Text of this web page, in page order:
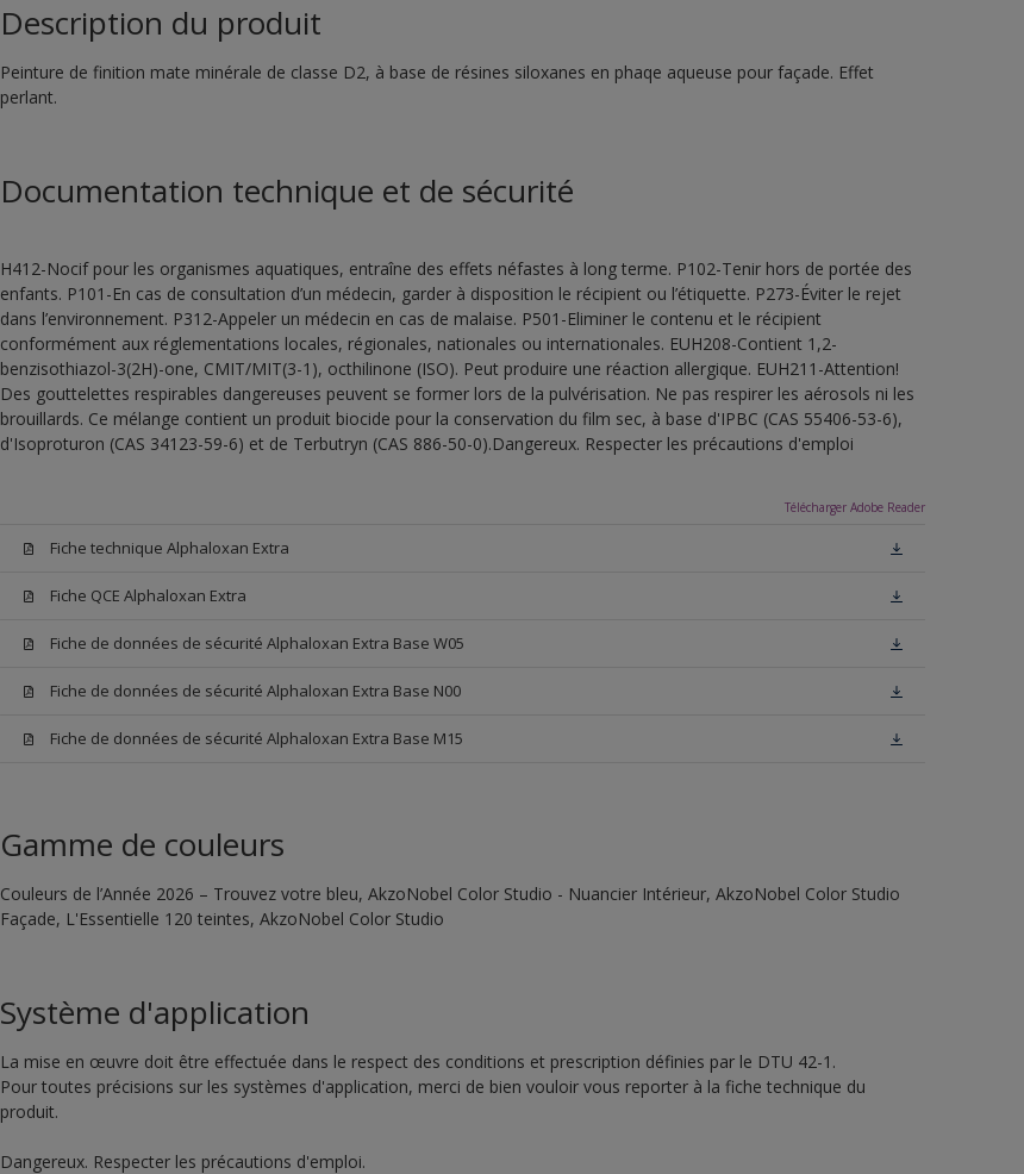
Description du produit
Peinture de finition mate minérale de classe D2, à base de résines siloxanes en phaqe aqueuse pour façade. Effet
perlant.
Documentation technique et de sécurité
H412-Nocif pour les organismes aquatiques, entraîne des effets néfastes à long terme. P102-Tenir hors de portée des
enfants. P101-En cas de consultation d’un médecin, garder à disposition le récipient ou l’étiquette. P273-Éviter le rejet
dans l’environnement. P312-Appeler un médecin en cas de malaise. P501-Eliminer le contenu et le récipient
conformément aux réglementations locales, régionales, nationales ou internationales. EUH208-Contient 1,2-
benzisothiazol-3(2H)-one, CMIT/MIT(3-1), octhilinone (ISO). Peut produire une réaction allergique. EUH211-Attention!
Des gouttelettes respirables dangereuses peuvent se former lors de la pulvérisation. Ne pas respirer les aérosols ni les
brouillards. Ce mélange contient un produit biocide pour la conservation du film sec, à base d'IPBC (CAS 55406-53-6),
d'Isoproturon (CAS 34123-59-6) et de Terbutryn (CAS 886-50-0).Dangereux. Respecter les précautions d'emploi
Télécharger Adobe Reader
Fiche technique Alphaloxan Extra
Fiche QCE Alphaloxan Extra
Fiche de données de sécurité Alphaloxan Extra Base W05
Fiche de données de sécurité Alphaloxan Extra Base N00
Fiche de données de sécurité Alphaloxan Extra Base M15
Gamme de couleurs
Couleurs de l’Année 2026 – Trouvez votre bleu, AkzoNobel Color Studio - Nuancier Intérieur, AkzoNobel Color Studio
Façade, L'Essentielle 120 teintes, AkzoNobel Color Studio
Système d'application
La mise en œuvre doit être effectuée dans le respect des conditions et prescription définies par le DTU 42-1.
Pour toutes précisions sur les systèmes d'application, merci de bien vouloir vous reporter à la fiche technique du
produit.
Dangereux. Respecter les précautions d'emploi.